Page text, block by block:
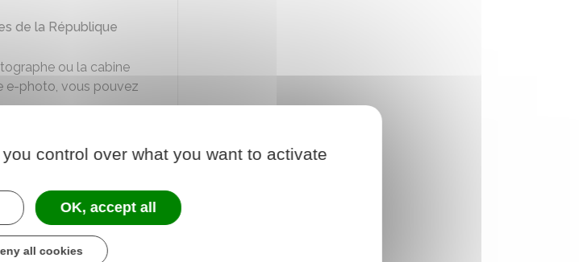
de la République
ou la cabine
e-photo, vous pouvez
êtes marié et êtes
de la protection
control over what you want to activate
OK, accept all
all cookies